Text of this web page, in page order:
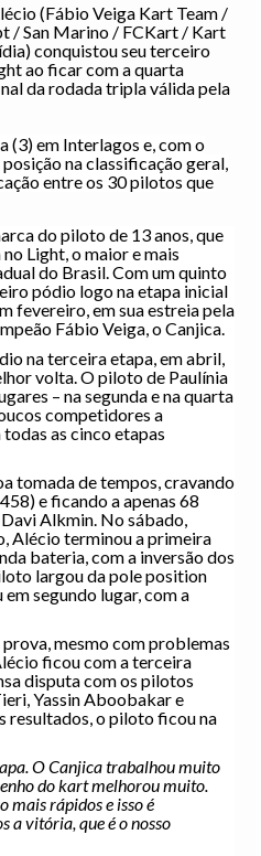
(Fábio Veiga Kart Team /
/ San Marino / FCKart / Kart
conquistou seu terceiro
ao ficar com a quarta
da rodada tripla válida pela
(3) em Interlagos e, com o
na classificação geral,
entre os 30 pilotos que
do piloto de 13 anos, que
Light, o maior e mais
do Brasil. Com um quinto
pódio logo na etapa inicial
fevereiro, em sua estreia pela
Fábio Veiga, o Canjica.
na terceira etapa, em abril,
volta. O piloto de Paulínia
– na segunda e na quarta
competidores a
as cinco etapas
tomada de tempos, cravando
e ficando a apenas 68
Alkmin. No sábado,
Alécio terminou a primeira
bateria, com a inversão dos
largou da pole position
segundo lugar, com a
mesmo com problemas
ficou com a terceira
disputa com os pilotos
Yassin Aboobakar e
resultados, o piloto ficou na
O Canjica trabalhou muito
do kart melhorou muito.
mais rápidos e isso é
a vitória, que é o nosso